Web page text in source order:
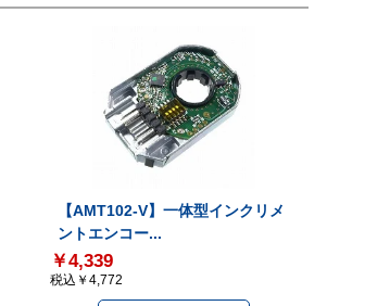
【AMT102-V】一体型インクリメ
ントエンコー...
￥4,339
税込￥4,772